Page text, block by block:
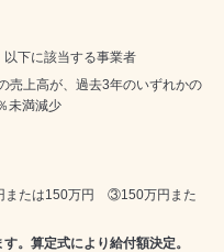
下に該当する事業者
売上高が、過去3年のいずれかの
未満減少
たは150万円 ③150万円また
。算定式により給付額決定。